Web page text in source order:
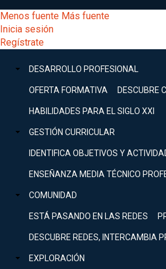
al
contenido
principal
[Educarchile
Escritorio]
Menú
entrar
mi
Menos fuente Más fuente
Inicia sesión
Regístrate
Menú
principal
DESARROLLO PROFESIONAL
OFERTA FORMATIVA DESCUBRE
HABILIDADES PARA EL SIGLO XXI
GESTIÓN CURRICULAR
IDENTIFICA OBJETIVOS Y
ENSEÑANZA MEDIA TÉCNICO
COMUNIDAD
ESTÁ PASANDO EN LAS REDES
DESCUBRE REDES, INTERCAMBIA
EXPLORACIÓN
Buscar
Menú
principal
DESARROLLO
Expand
GESTIÓN
Expand
COMUNIDAD
Expand
EXPLORACIÓN
[Educarchile
Inicia